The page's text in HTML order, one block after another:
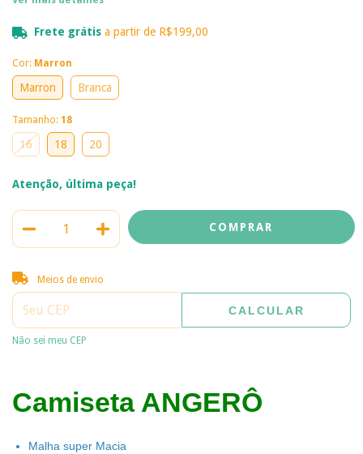
Frete grátis a partir de R$199,00
Cor: Marron
Marron Branca
Tamanho: 18
16 18 20
Atenção, última peça!
Entregas para o CEP:
Meios de envio
CALCULAR
Não sei meu CEP
Camiseta ANGERÔ
Malha super Macia